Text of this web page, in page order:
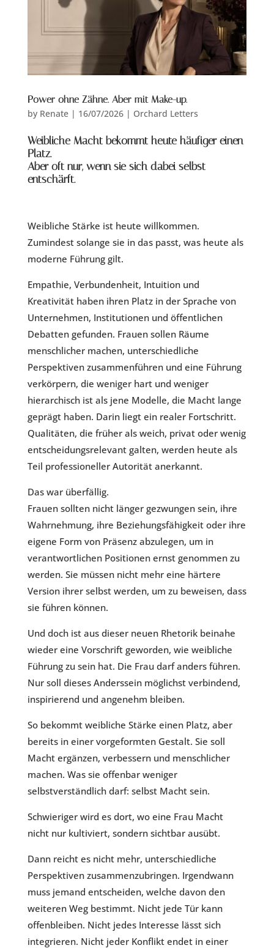
Power ohne Zähne. Aber mit Make-up.
by Renate| 16/07/2026| Orchard Letters
Weibliche Macht bekommt heute häufiger einen
Platz.
Aber oft nur, wenn sie sich dabei selbst
entschärft.
Weibliche Stärke ist heute willkommen.
Zumindest solange sie in das passt, was heute als
moderne Führung gilt.
Empathie, Verbundenheit, Intuition und
Kreativität haben ihren Platz in der Sprache von
Unternehmen, Institutionen und öffentlichen
Debatten gefunden. Frauen sollen Räume
menschlicher machen, unterschiedliche
Perspektiven zusammenführen und eine Führung
verkörpern, die weniger hart und weniger
hierarchisch ist als jene Modelle, die Macht lange
geprägt haben. Darin liegt ein realer Fortschritt.
Qualitäten, die früher als weich, privat oder wenig
entscheidungsrelevant galten, werden heute als
Teil professioneller Autorität anerkannt.
Das war überfällig.
Frauen sollten nicht länger gezwungen sein, ihre
Wahrnehmung, ihre Beziehungsfähigkeit oder ihre
eigene Form von Präsenz abzulegen, um in
verantwortlichen Positionen ernst genommen zu
werden. Sie müssen nicht mehr eine härtere
Version ihrer selbst werden, um zu beweisen, dass
sie führen können.
Und doch ist aus dieser neuen Rhetorik beinahe
wieder eine Vorschrift geworden, wie weibliche
Führung zu sein hat. Die Frau darf anders führen.
Nur soll dieses Anderssein möglichst verbindend,
inspirierend und angenehm bleiben.
So bekommt weibliche Stärke einen Platz, aber
bereits in einer vorgeformten Gestalt. Sie soll
Macht ergänzen, verbessern und menschlicher
machen. Was sie offenbar weniger
selbstverständlich darf: selbst Macht sein.
Schwieriger wird es dort, wo eine Frau Macht
nicht nur kultiviert, sondern sichtbar ausübt.
Dann reicht es nicht mehr, unterschiedliche
Perspektiven zusammenzubringen. Irgendwann
muss jemand entscheiden, welche davon den
weiteren Weg bestimmt. Nicht jede Tür kann
offenbleiben. Nicht jedes Interesse lässt sich
integrieren. Nicht jeder Konflikt endet in einer